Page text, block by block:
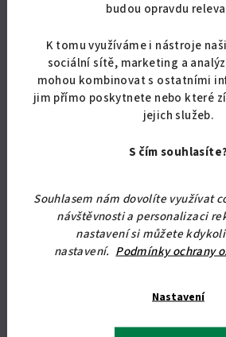
budou opravdu
K tomu využíváme i nástroje
sociální sítě, marketing a
mohou kombinovat s ostatními
jim přímo poskytnete nebo které
jejich služeb.
S čím
Souhlasem nám dovolíte využívat
návštěvnosti a personalizaci
nastavení si můžete
nastavení. Podmínky ochrany
Nastavení
produktu
5,0
z
5
Detail
Zrcadlo do předsíně, v moderních